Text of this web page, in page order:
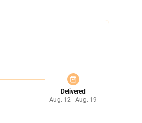
Delivered
Aug. 12 - Aug. 19